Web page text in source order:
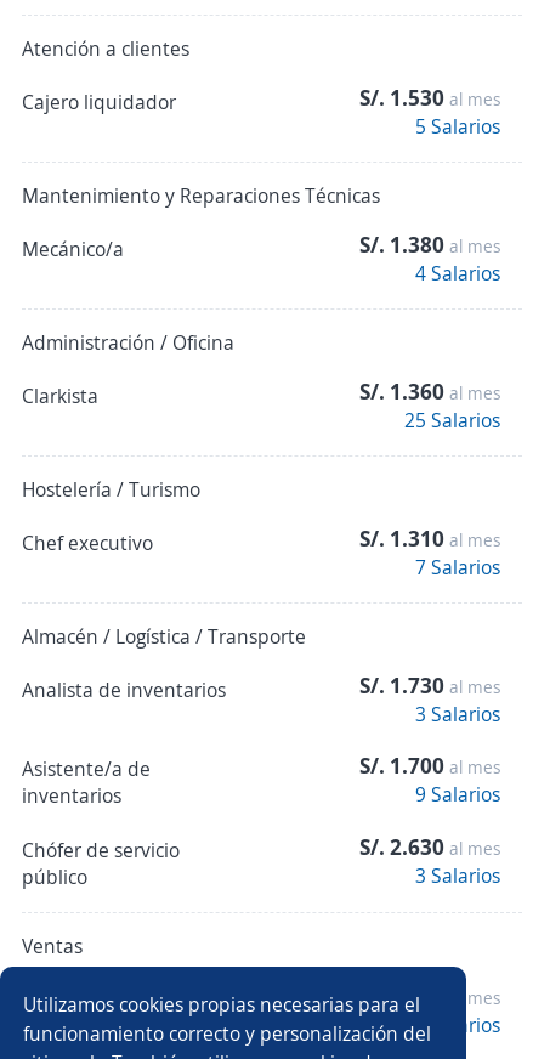
Atención a clientes
Cajero liquidador
S/. 1.530 al mes
5 Salarios
Mantenimiento y Reparaciones Técnicas
Mecánico/a
S/. 1.380 al mes
4 Salarios
Administración / Oficina
Clarkista
S/. 1.360 al mes
25 Salarios
Hostelería / Turismo
Chef executivo
S/. 1.310 al mes
7 Salarios
Almacén / Logística / Transporte
Analista de inventarios
S/. 1.730 al mes
3 Salarios
Asistente/a de
inventarios
S/. 1.700 al mes
9 Salarios
Chófer de servicio
público
S/. 2.630 al mes
3 Salarios
Ventas
Representante de
ventas
S/. 2.500 al mes
5 Salarios
Utilizamos cookies propias necesarias para el
funcionamiento correcto y personalización del